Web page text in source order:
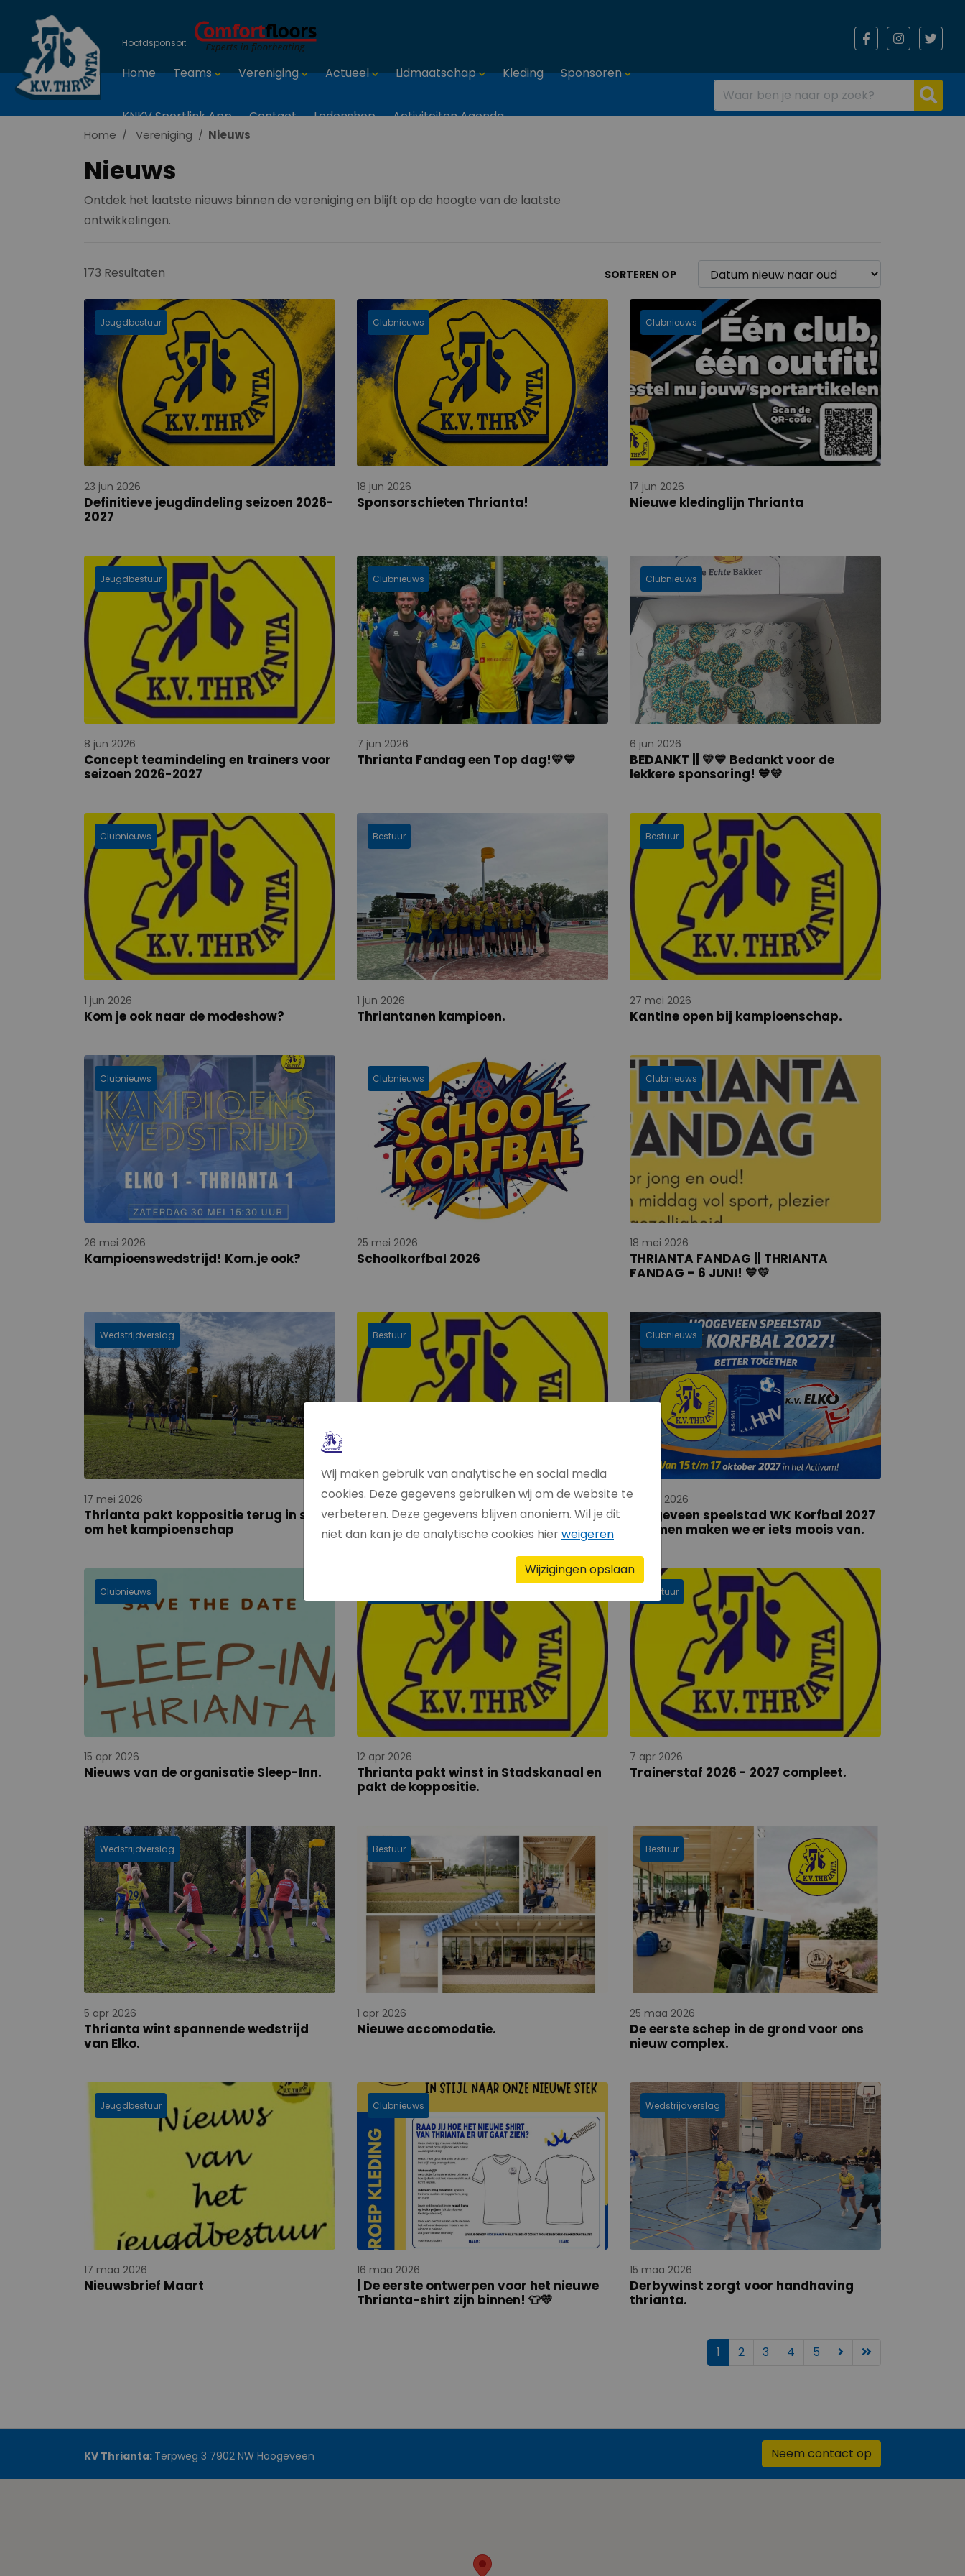
Hoofdsponsor:
Home Teams Vereniging Actueel Lidmaatschap Kleding Sponsoren
KNKV Sportlink App Contact Ledenshop Activiteiten Agenda
Home Vereniging Nieuws
Nieuws
Ontdek het laatste nieuws binnen de vereniging en blijft op de hoogte van de laatste
ontwikkelingen.
173 Resultaten SORTEREN OP
Jeugdbestuur
23 jun 2026
Definitieve jeugdindeling seizoen 2026-
2027
Clubnieuws
18 jun 2026
Sponsorschieten Thrianta!
Clubnieuws
17 jun 2026
Nieuwe kledinglijn Thrianta
Jeugdbestuur
8 jun 2026
Concept teamindeling en trainers voor
seizoen 2026-2027
Clubnieuws
7 jun 2026
Thrianta Fandag een Top dag!💛💙
Clubnieuws
6 jun 2026
BEDANKT || 💛💙 Bedankt voor de
lekkere sponsoring! 💙💛
Clubnieuws
1 jun 2026
Kom je ook naar de modeshow?
Bestuur
1 jun 2026
Thriantanen kampioen.
Bestuur
27 mei 2026
Kantine open bij kampioenschap.
Clubnieuws
26 mei 2026
Kampioenswedstrijd! Kom.je ook?
Clubnieuws
25 mei 2026
Schoolkorfbal 2026
Clubnieuws
18 mei 2026
THRIANTA FANDAG || THRIANTA
FANDAG – 6 JUNI! 💙💛
Wedstrijdverslag
17 mei 2026
Thrianta pakt koppositie terug in strijd
om het kampioenschap
Bestuur
23 apr 2026
Vacature Secretaris.
Clubnieuws
20 apr 2026
Hoogeveen speelstad WK Korfbal 2027
- samen maken we er iets moois van.
Clubnieuws
15 apr 2026
Nieuws van de organisatie Sleep-Inn.
12 apr 2026
Thrianta pakt winst in Stadskanaal en
pakt de koppositie.
Bestuur
7 apr 2026
Trainerstaf 2026 - 2027 compleet.
Wedstrijdverslag
5 apr 2026
Thrianta wint spannende wedstrijd
van Elko.
Bestuur
1 apr 2026
Nieuwe accomodatie.
Bestuur
25 maa 2026
De eerste schep in de grond voor ons
nieuw complex.
Jeugdbestuur
17 maa 2026
Nieuwsbrief Maart
Clubnieuws
16 maa 2026
| De eerste ontwerpen voor het nieuwe
Thrianta-shirt zijn binnen! 👕💛
Wedstrijdverslag
15 maa 2026
Derbywinst zorgt voor handhaving
thrianta.
1 2 3 4 5
KV Thrianta: Terpweg 3 7902 NW Hoogeveen Neem contact op
Wij maken gebruik van analytische en social media
cookies. Deze gegevens gebruiken wij om de website te
verbeteren. Deze gegevens blijven anoniem. Wil je dit
niet dan kan je de analytische cookies hierweigeren
Wijzigingen opslaan